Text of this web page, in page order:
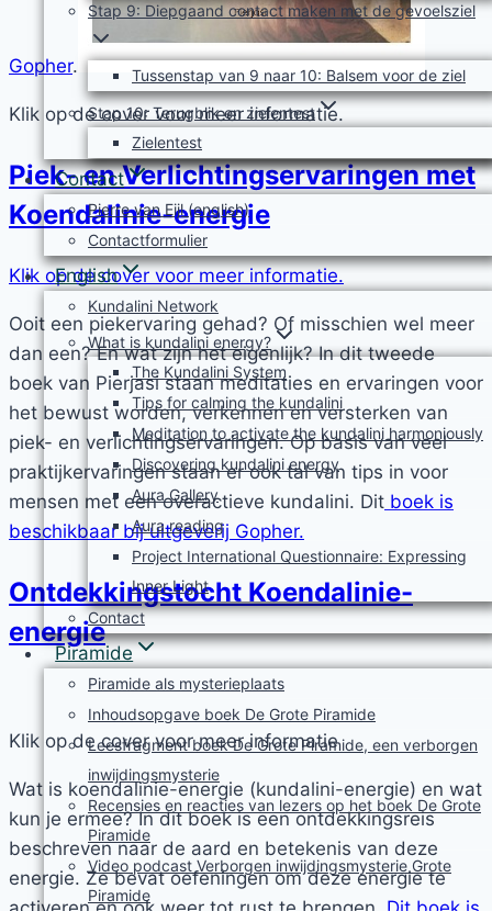
Stap 9: Diepgaand contact maken met de gevoelsziel
Tussenstap van 9 naar 10: Balsem voor de ziel
Stap 10: Terugblik en zielentest
Zielentest
Contact
Pierre van Eijl (english)
Contactformulier
English
Kundalini Network
What is kundalini energy?
The Kundalini System
Tips for calming the kundalini
Meditation to activate the kundalini harmoniously
Discovering kundalini energy
Aura Gallery
Aura reading
Project International Questionnaire: Expressing
Inner Light
Contact
Piramide
Piramide als mysterieplaats
Inhoudsopgave boek De Grote Piramide
Leesfragment boek De Grote Piramide, een verborgen
inwijdingsmysterie
Recensies en reacties van lezers op het boek De Grote
Piramide
Video podcast Verborgen inwijdingsmysterie Grote
Piramide
Gopher.
Klik op de cover voor meer informatie.
Piek- en Verlichtingservaringen met
Koendalinie-energie
Klik op de cover voor meer informatie.
Ooit een piekervaring gehad? Of misschien wel meer
dan een? En wat zijn het eigenlijk? In dit tweede
boek van Pierjasi staan meditaties en ervaringen voor
het bewust worden, verkennen en versterken van
piek- en verlichtingservaringen. Op basis van veel
praktijkervaringen staan er ook tal van tips in voor
mensen met een overactieve kundalini. Dit boek is
beschikbaar bij uitgeverij Gopher.
Ontdekkingstocht Koendalinie-
energie
Klik op de cover voor meer informatie
Wat is koendalinie-energie (kundalini-energie) en wat
kun je ermee? In dit boek is een ontdekkingsreis
beschreven naar de aard en betekenis van deze
energie. Ze bevat oefeningen om deze energie te